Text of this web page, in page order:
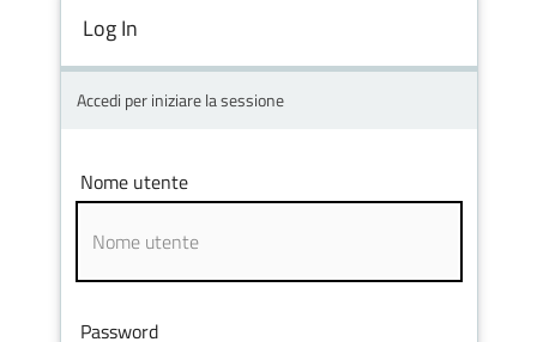
Amministrazione
Novità
Servizi
Log In
Accedi per iniziare la sessione
Nome utente
Password